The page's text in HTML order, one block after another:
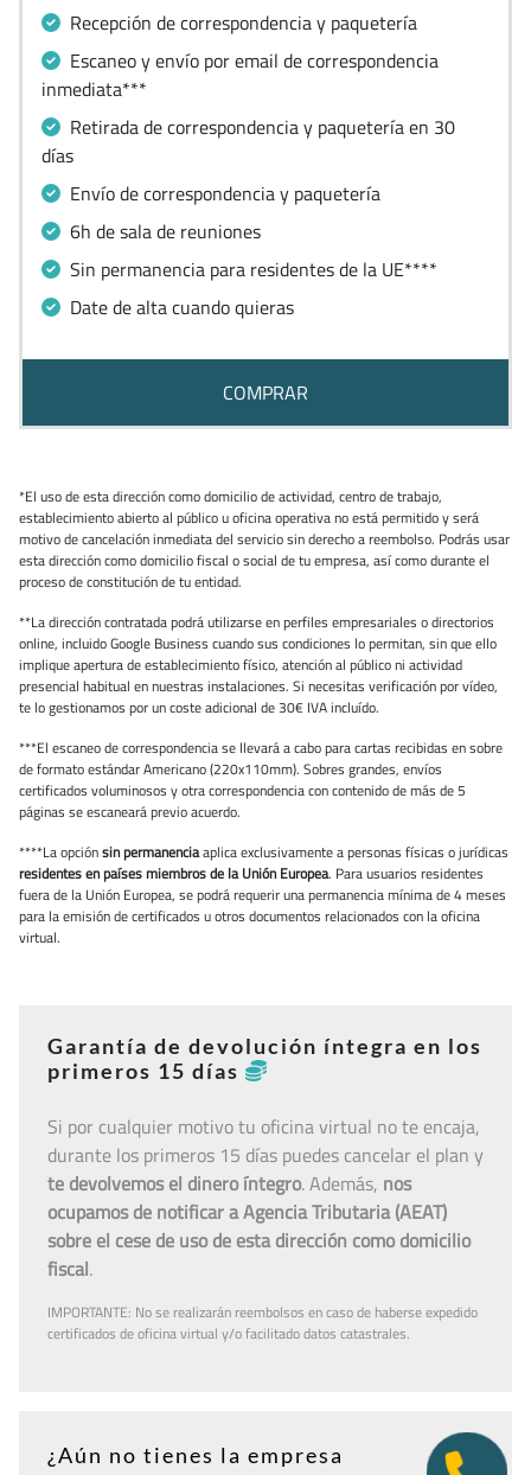
Recepción de correspondencia y paquetería
Escaneo y envío por email de correspondencia
inmediata***
Retirada de correspondencia y paquetería en 30
días
Envío de correspondencia y paquetería
6h de sala de reuniones
Sin permanencia para residentes de la UE****
Date de alta cuando quieras
COMPRAR
*El uso de esta dirección como domicilio de actividad, centro de trabajo,
establecimiento abierto al público u oficina operativa no está permitido y será
motivo de cancelación inmediata del servicio sin derecho a reembolso. Podrás usar
esta dirección como domicilio fiscal o social de tu empresa, así como durante el
proceso de constitución de tu entidad.
**La dirección contratada podrá utilizarse en perfiles empresariales o directorios
online, incluido Google Business cuando sus condiciones lo permitan, sin que ello
implique apertura de establecimiento físico, atención al público ni actividad
presencial habitual en nuestras instalaciones. Si necesitas verificación por vídeo,
te lo gestionamos por un coste adicional de 30€ IVA incluído.
***El escaneo de correspondencia se llevará a cabo para cartas recibidas en sobre
de formato estándar Americano (220x110mm). Sobres grandes, envíos
certificados voluminosos y otra correspondencia con contenido de más de 5
páginas se escaneará previo acuerdo.
****La opciónsin permanenciaaplica exclusivamente a personas físicas o jurídicas
residentes en países miembros de la Unión Europea. Para usuarios residentes
fuera de la Unión Europea, se podrá requerir una permanencia mínima de 4 meses
para la emisión de certificados u otros documentos relacionados con la oficina
virtual.
Garantía de devolución íntegra en los
primeros 15 días
Si por cualquier motivo tu oficina virtual no te encaja,
durante los primeros 15 días puedes cancelar el plan y
te devolvemos el dinero íntegro. Además, nos
ocupamos de notificar a Agencia Tributaria (AEAT)
sobre el cese de uso de esta dirección como domicilio
fiscal.
IMPORTANTE: No se realizarán reembolsos en caso de haberse expedido
certificados de oficina virtual y/o facilitado datos catastrales.
¿Aún no tienes la empresa